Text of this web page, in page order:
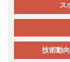
ス
技術動